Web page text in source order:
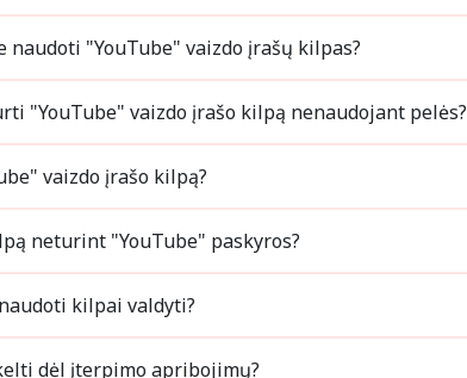
Ar galiu savo išmaniajame televizoriuje naudoti "YouTube" vaizdo įrašų kilpas?
Kaip "Chromebook" kompiuteryje sukurti "YouTube" vaizdo įrašo kilpą nenaudojant pelės?
Kaip "Safari" naršyklėje sukurti "YouTube" vaizdo įrašo kilpą?
Kaip sukurti "YouTube" vaizdo įrašų kilpą neturint "YouTube" paskyros?
Kokias klaviatūros kombinacijas galiu naudoti kilpai valdyti?
Ką daryti, jei vaizdo įrašo nepavyksta įkelti dėl įterpimo apribojimų?